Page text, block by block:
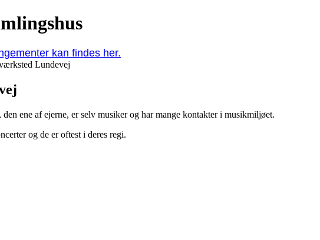
kan findes her.
Lundevej
ene af ejerne, er selv musiker og har mange kontakter i musikmiljøet.
og de er oftest i deres regi.